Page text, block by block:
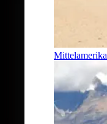
Mittelamerika